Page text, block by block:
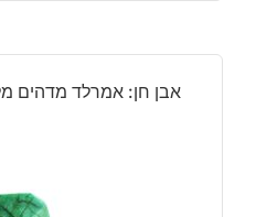
אבן חן: אמרלד מדהים מלוטש